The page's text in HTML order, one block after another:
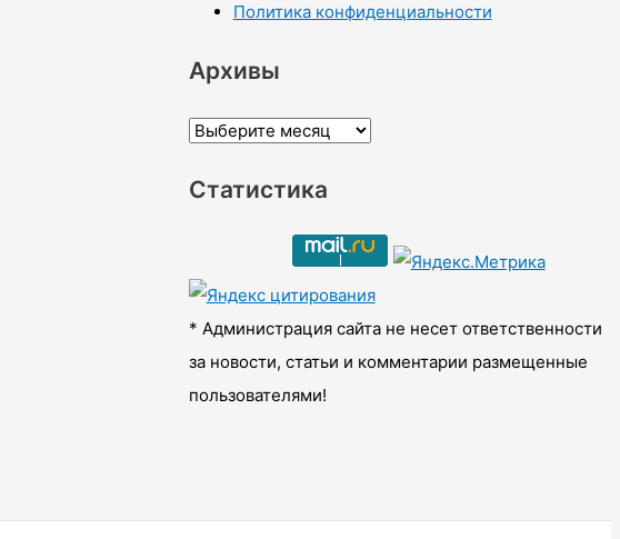
Политика конфиденциальности
Архивы
А
х
ы
Статистика
* Администрация сайта не несет ответственности
за новости, статьи и комментарии размещенные
пользователями!